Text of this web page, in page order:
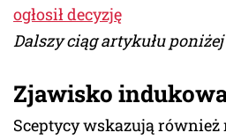
ogłosił decyzję
Dalszy ciąg artykułu poniżej
Zjawisko
Sceptycy wskazują również